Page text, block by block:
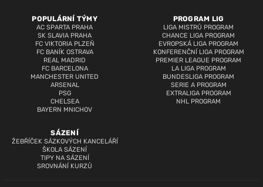
POPULÁRNÍ TÝMY
AC SPARTA PRAHA
SK SLAVIA PRAHA
FC VIKTORIA PLZEŇ
FC BANÍK OSTRAVA
REAL MADRID
FC BARCELONA
MANCHESTER UNITED
ARSENAL
PSG
CHELSEA
BAYERN MNICHOV
PROGRAM LIG
LIGA MISTRŮ PROGRAM
CHANCE LIGA PROGRAM
EVROPSKÁ LIGA PROGRAM
KONFERENČNÍ LIGA PROGRAM
PREMIER LEAGUE PROGRAM
LA LIGA PROGRAM
BUNDESLIGA PROGRAM
SERIE A PROGRAM
EXTRALIGA PROGRAM
NHL PROGRAM
SÁZENÍ
ŽEBŘÍČEK SÁZKOVÝCH KANCELÁŘÍ
ŠKOLA SÁZENÍ
TIPY NA SÁZENÍ
SROVNÁNÍ KURZŮ